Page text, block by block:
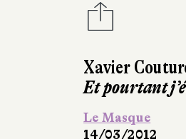
Xavier
Et pourtant
Le Masque
14/03/2012